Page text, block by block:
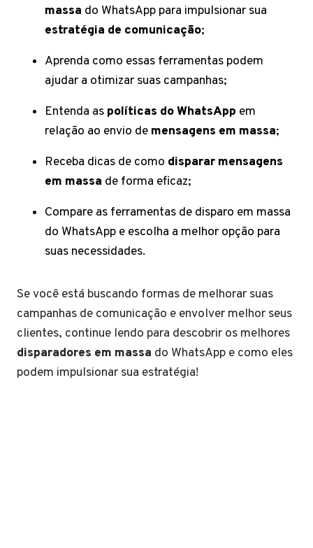
massa do WhatsApp para impulsionar sua
estratégia de comunicação;
Aprenda como essas ferramentas podem
ajudar a otimizar suas campanhas;
Entenda as políticas do WhatsApp em
relação ao envio de mensagens em massa;
Receba dicas de como disparar mensagens
em massa de forma eficaz;
Compare as ferramentas de disparo em massa
do WhatsApp e escolha a melhor opção para
suas necessidades.
Se você está buscando formas de melhorar suas
campanhas de comunicação e envolver melhor seus
clientes, continue lendo para descobrir os melhores
disparadores em massa do WhatsApp e como eles
podem impulsionar sua estratégia!